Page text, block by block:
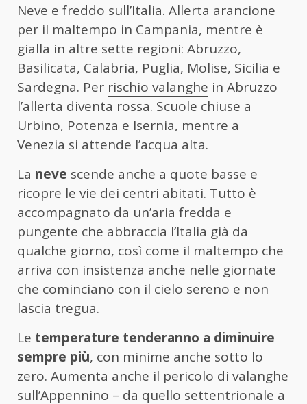
Neve e freddo sull’Italia. Allerta arancione
per il maltempo in Campania, mentre è
gialla in altre sette regioni: Abruzzo,
Basilicata, Calabria, Puglia, Molise, Sicilia e
Sardegna. Per rischio valanghe in Abruzzo
l’allerta diventa rossa. Scuole chiuse a
Urbino, Potenza e Isernia, mentre a
Venezia si attende l’acqua alta.
La neve scende anche a quote basse e
ricopre le vie dei centri abitati. Tutto è
accompagnato da un’aria fredda e
pungente che abbraccia l’Italia già da
qualche giorno, così come il maltempo che
arriva con insistenza anche nelle giornate
che cominciano con il cielo sereno e non
lascia tregua.
Le temperature tenderanno a diminuire
sempre più, con minime anche sotto lo
zero. Aumenta anche il pericolo di valanghe
sull’Appennino – da quello settentrionale a